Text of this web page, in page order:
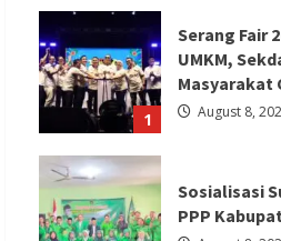
1
Serang Fair
UMKM,
Masyarakat
August 8,
Sosialisasi
PPP